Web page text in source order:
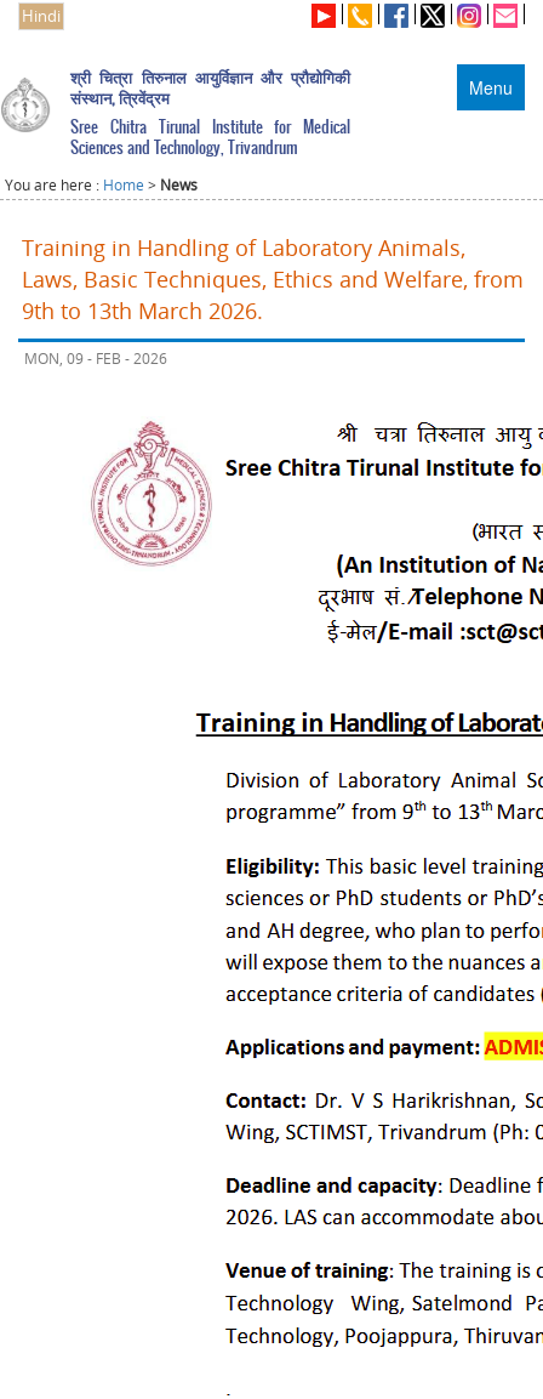
Hindi
Menu
श्री चित्रा तिरुनाल आयुर्विज्ञान और प्रौद्योगिकी
संस्थान, त्रिवेंद्रम
Sree Chitra Tirunal Institute for Medical
Sciences and Technology, Trivandrum
You are here : Home > News
Training in Handling of Laboratory Animals,
Laws, Basic Techniques, Ethics and Welfare, from
9th to 13th March 2026.
MON, 09 - FEB - 2026